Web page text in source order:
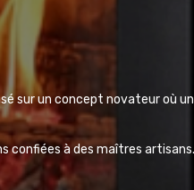
sur un concept novateur où
confiées à des maîtres artisans.